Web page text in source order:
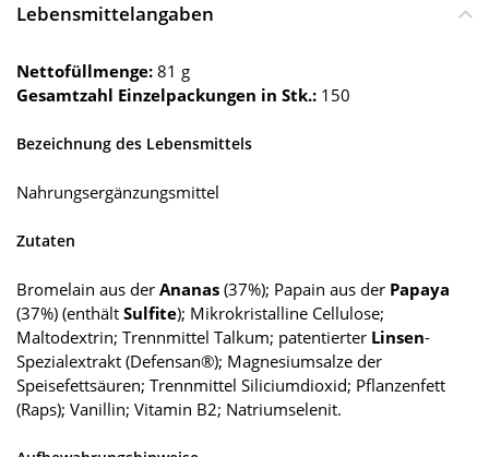
Lebensmittelangaben
Nettofüllmenge: 81 g
Gesamtzahl Einzelpackungen in Stk.: 150
Bezeichnung des Lebensmittels
Nahrungsergänzungsmittel
Zutaten
Bromelain aus der Ananas (37%); Papain aus der Papaya
(37%) (enthält Sulfite); Mikrokristalline Cellulose;
Maltodextrin; Trennmittel Talkum; patentierter Linsen-
Spezialextrakt (Defensan®); Magnesiumsalze der
Speisefettsäuren; Trennmittel Siliciumdioxid; Pflanzenfett
(Raps); Vanillin; Vitamin B2; Natriumselenit.